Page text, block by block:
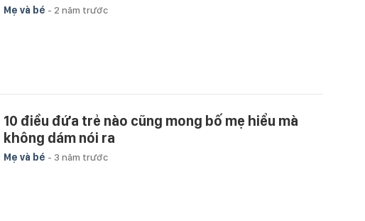
Mẹ và bé - 2 năm trước
10 điều đứa trẻ nào cũng mong bố mẹ hiểu mà
không dám nói ra
Mẹ và bé - 3 năm trước